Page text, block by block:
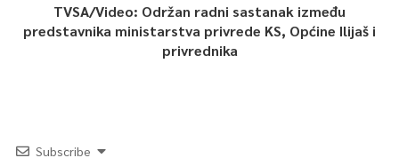
TVSA/Video: Održan radni sastanak između
predstavnika ministarstva privrede KS, Općine Ilijaš i
privrednika
Subscribe